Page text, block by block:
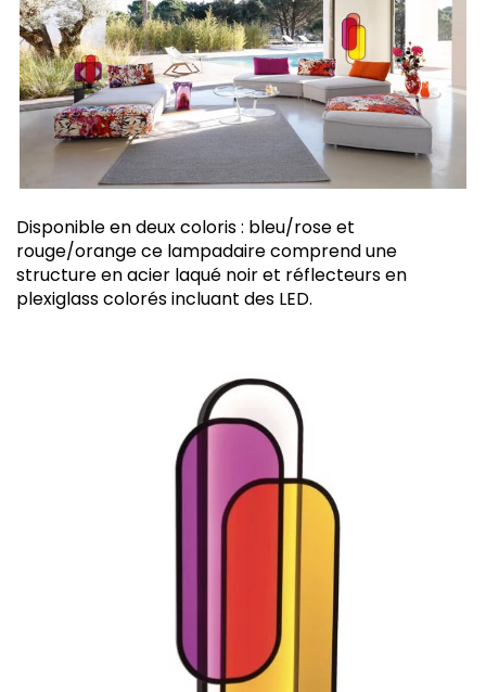
Disponible en deux coloris : bleu/rose et
rouge/orange ce lampadaire comprend une
structure en acier laqué noir et réflecteurs en
plexiglass colorés incluant des LED.